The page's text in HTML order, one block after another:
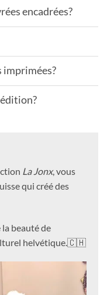
encadrées?
imprimées?
La Jonx, vous
qui créé des
beauté de
helvétique.🇨🇭